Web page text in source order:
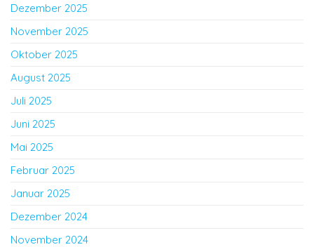
Dezember 2025
November 2025
Oktober 2025
August 2025
Juli 2025
Juni 2025
Mai 2025
Februar 2025
Januar 2025
Dezember 2024
November 2024